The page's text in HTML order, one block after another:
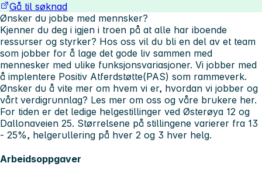
Gå til søknad
Ønsker du jobbe med mennsker?
Kjenner du deg i igjen i troen på at alle har iboende
ressurser og styrker? Hos oss vil du bli en del av et team
som jobber for å lage det gode liv sammen med
mennesker med ulike funksjonsvariasjoner. Vi jobber med
å implentere Positiv Atferdstøtte(PAS) som rammeverk.
Ønsker du å vite mer om hvem vi er, hvordan vi jobber og
vårt verdigrunnlag? Les mer om oss og våre brukere her.
For tiden er det ledige helgestillinger ved Østerøya 12 og
Dallonaveien 25. Størrelsene på stillingene varierer fra 13
- 25%, helgerullering på hver 2 og 3 hver helg.
Arbeidsoppgaver